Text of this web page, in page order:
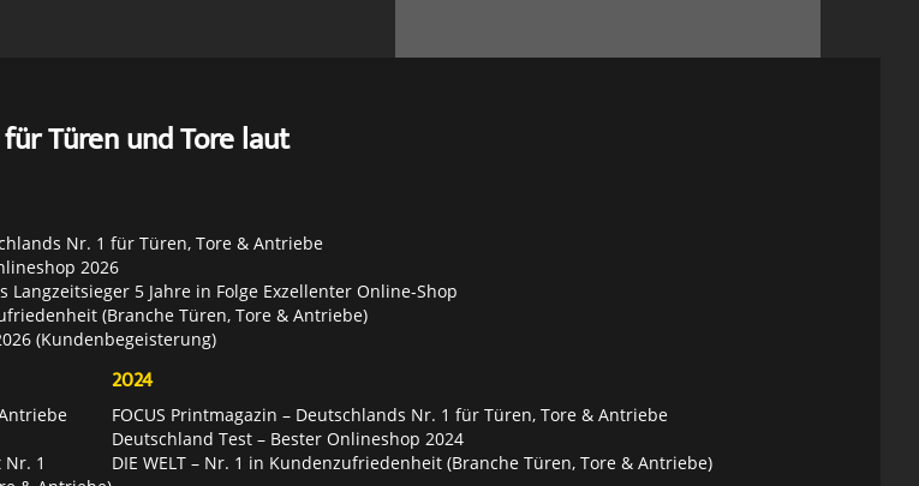
für Türen und Tore laut
Nr. 1 für Türen, Tore & Antriebe
2026
Langzeitsieger 5 Jahre in Folge Exzellenter Online-Shop
(Branche Türen, Tore & Antriebe)
(Kundenbegeisterung)
1
2024
FOCUS Printmagazin – Deutschlands Nr. 1 für Türen, Tore & Antriebe
Deutschland Test – Bester Onlineshop 2024
DIE WELT – Nr. 1 in Kundenzufriedenheit (Branche Türen, Tore & Antriebe)